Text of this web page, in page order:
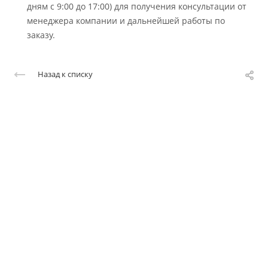
дням с 9:00 до 17:00) для получения консультации от
менеджера компании и дальнейшей работы по
заказу.
Назад к списку